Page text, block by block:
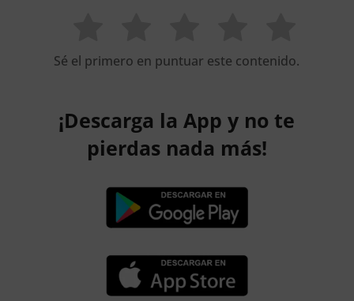
Sé el primero en puntuar este contenido.
¡Descarga la App y no te
pierdas nada más!